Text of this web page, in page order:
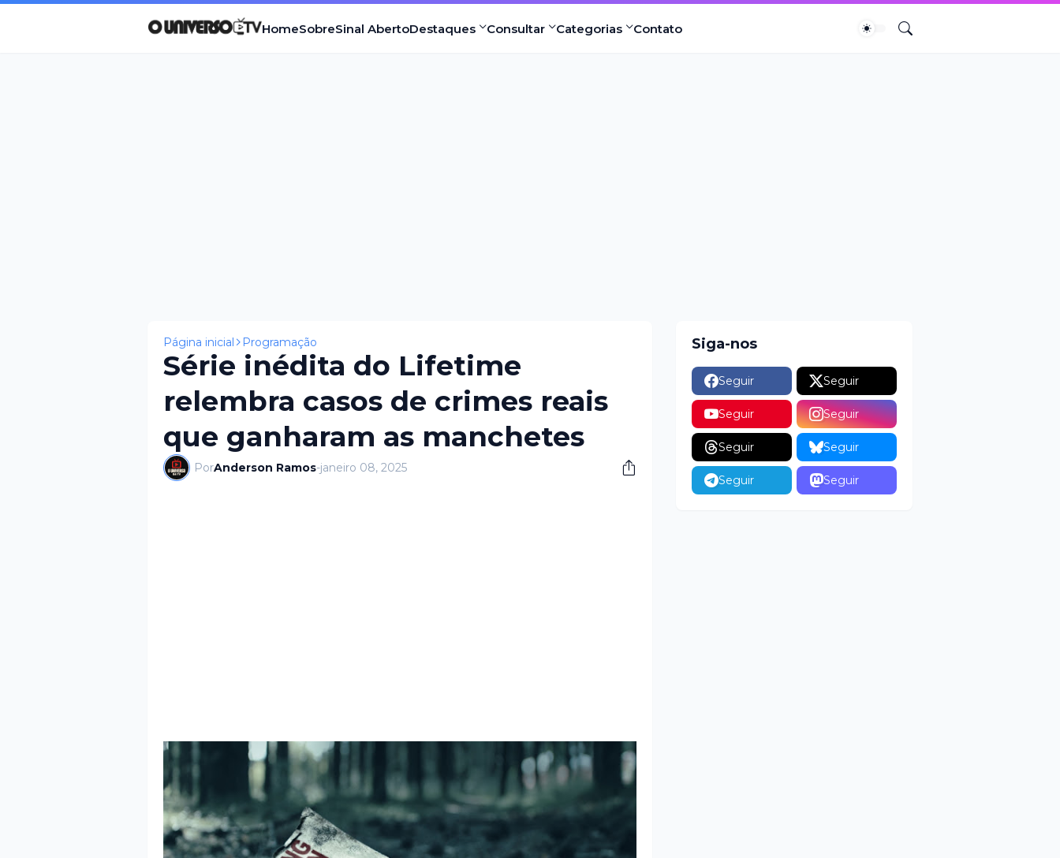
HomeSobreSinal AbertoDestaques Consultar Categorias Contato
Página inicial Programação
Série inédita do Lifetime
relembra casos de crimes reais
que ganharam as manchetes
PorAnderson Ramos-janeiro 08, 2025
Siga-nos
Seguir Seguir
Seguir Seguir
Seguir Seguir
Seguir Seguir